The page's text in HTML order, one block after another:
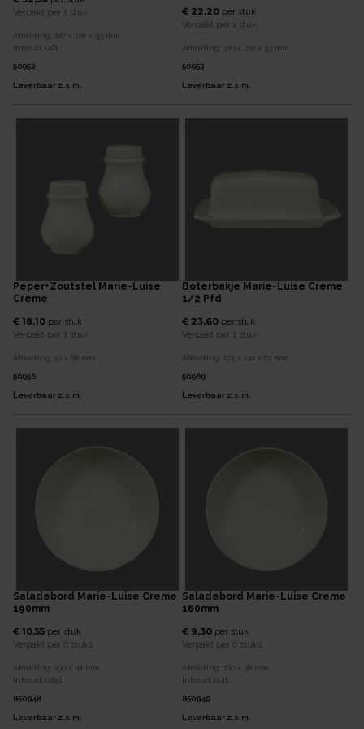
Verpakt per 1 stuk
Afmeting: 187 x 126 x 93 mm
Inhoud: 0,6L
50952
Leverbaar z.s.m.
€ 22,20 per stuk
Verpakt per 1 stuk
Afmeting: 310 x 210 x 33 mm
50953
Leverbaar z.s.m.
Peper+zoutstel Marie-Luise
Creme
€ 18,10 per stuk
Verpakt per 1 stuk
Afmeting: 51 x 68 mm
50956
Leverbaar z.s.m.
Boterbakje Marie-Luise Creme
1/2 Pfd
€ 23,60 per stuk
Verpakt per 1 stuk
Afmeting: 174 x 141 x 61 mm
50969
Leverbaar z.s.m.
Saladebord Marie-Luise Creme
190mm
€ 10,55 per stuk
Verpakt per 6 stuks
Afmeting: 190 x 41 mm
Inhoud: 0,65L
850948
Leverbaar z.s.m.
Saladebord Marie-Luise Creme
160mm
€ 9,30 per stuk
Verpakt per 6 stuks
Afmeting: 160 x 38 mm
Inhoud: 0,4L
850949
Leverbaar z.s.m.